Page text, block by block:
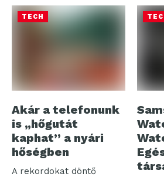
TECH
Akár a telefonunk
is „hőgutát
kaphat” a nyári
hőségben
A rekordokat döntő